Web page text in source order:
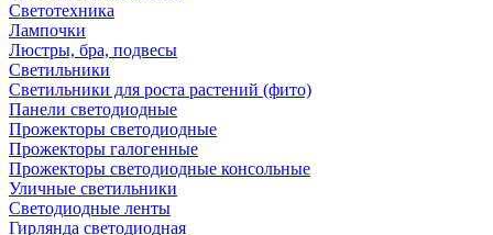
Светотехника
Лампочки
Люстры, бра, подвесы
Светильники
Светильники для роста растений (фито)
Панели светодиодные
Прожекторы светодиодные
Прожекторы галогенные
Прожекторы светодиодные консольные
Уличные светильники
Светодиодные ленты
Гирлянда светодиодная